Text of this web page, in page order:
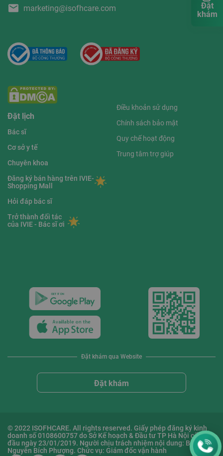
Đặt
khám
marketing@isofhcare.com
Đặt lịch
Bác sĩ
Cơ sở y tế
Chuyên khoa
Đăng ký bán hàng trên IVIE-
Shopping Mall
Hỏi đáp bác sĩ
Trở thành đối tác
của IVIE - Bác sĩ ơi
Điều khoản sử dụng
Chính sách bảo mật
Quy chế hoạt động
Trung tâm trợ giúp
Đặt khám qua Website
Đặt khám
© 2022 ISOFHCARE. All rights reserved. Giấy phép đăng ký kinh
doanh số 0108600757 do Sở Kế hoạch & Đầu tư TP Hà Nội cấp lần
đầu ngày 23/01/2019. Người chịu trách nhiệm nội dung: Bà
Nguyễn Bích Phượng. Chức vụ: Giám đốc vận hành